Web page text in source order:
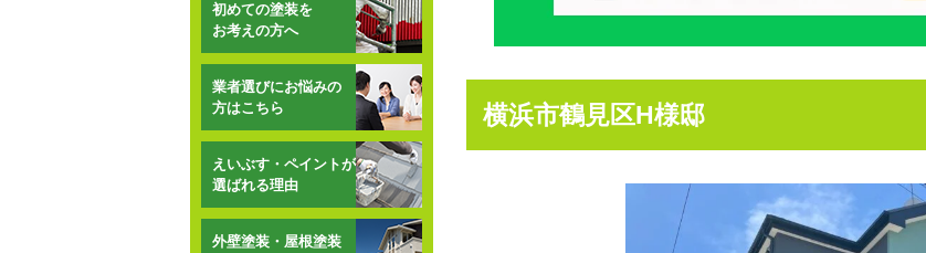
横浜市鶴見区H様邸
初めての塗装を
お考えの方へ
業者選びにお悩みの
方はこちら
えいぶす・ペイントが
選ばれる理由
外壁塗装・屋根塗装